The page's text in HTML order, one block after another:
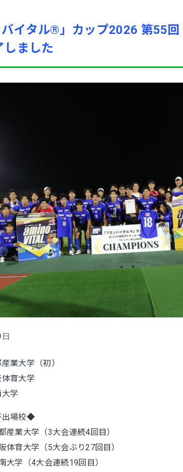
バイタル®」カップ2026 第55
しました
業大学（初）
育大学
学
出場校◆
産業大学（3大会連続4回目）
体育大学（5大会ぶり27回目）
大学（4大会連続19回目）